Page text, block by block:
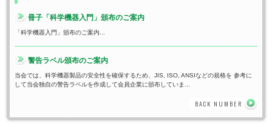
冊子「科学機器入門」頒布のご案内
「科学機器入門」頒布のご案内...
警告ラベル頒布のご案内
当会では、科学機器製品の安全性を確保するため、JIS, ISO, ANSIなどの規格を 参考に
して当会独自の警告ラベルを作成して会員企業に頒布していま...
BACK NUMBER